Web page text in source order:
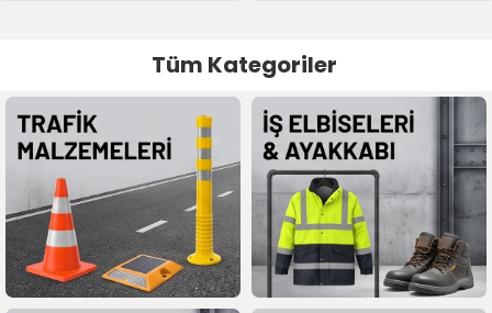
Tüm Kategoriler